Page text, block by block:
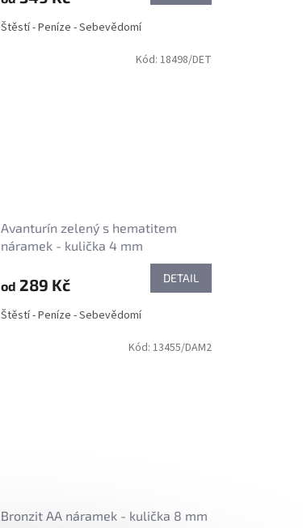
Štěstí - Peníze - Sebevědomí
Avanturín zelený s hematitem
náramek - kulička 4 mm
od 289 Kč DETAIL
Štěstí - Peníze - Sebevědomí
Kód: 18498/DET
Bronzit AA náramek - kulička 8 mm
Kód: 13455/DAM2